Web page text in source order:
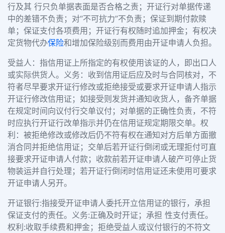
行及其 行只负单据表面是否合格之责；开证行对单据传递
中的差错不负责；对“不可抗力”不负责；保证到期付款赎
单；保证支付各项费用；开证行有权随时追加押金；有权决
定货物代办保险和增加保险级别而费用由开证申请人负担。
受益人：指信用证上所指定的有权使用该证的人，即出口人
或实际供货人。义务：收到信用证后应及时与合同核对，不
符者尽早要求开证行修改或拒绝接受或要求开证申请人指示
开证行修改信用证；如接受则发货并通知收货人，备齐单据
在规定时间向议付行交单议付；对单据的正确性负责，不符
时应执行开证行改单指示并仍在信用证规定期限交单。权
利：被拒绝修改或修改后仍不符有权在通知对方后单方面撤
消合同并拒绝信用证；交单后若开证行倒闭或无理拒付可直
接要求开证申请人付款；收款前若开证申请人破产可停止货
物装运并自行处理；若开证行倒闭时信用证还未使用可要求
开证申请人另开。
开证银行:指接受开证申请人委托开立信用证的银行，承担
保证支付的责任。义务:正确及时开证；承担 性支付责任。
权利:收取手续费和押金；拒绝受益人或议付银行的不符文